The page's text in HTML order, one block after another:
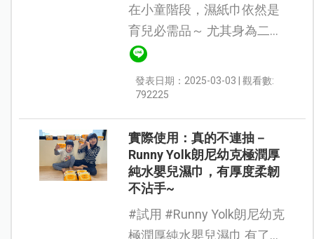
在小童階段，濕紙巾依然是
育兒必需品～ 尤其身為二寶
媽的我，深感濕紙巾實用度
以及順不順手真的太重要
了！ 太小、太薄、太乾、有
第一眼看到...
發表日期：2025-03-03 | 觀看數:
792225
實際使用：真的不連抽－
Runny Yolk朗尼幼克極潤厚
純水嬰兒濕巾，有厚度柔韌
不沾手~
#試用 #Runny Yolk朗尼幼克
極潤厚純水嬰兒濕巾 有了孩